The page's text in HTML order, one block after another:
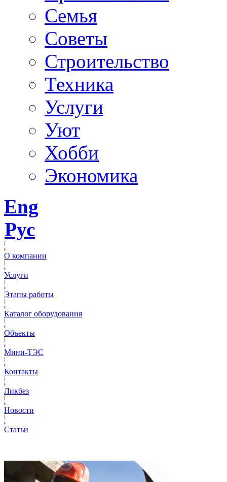
Семья
Советы
Строительство
Техника
Услуги
Уют
Хобби
Экономика
Eng
Рус
О компании
Услуги
Этапы работы
Каталог оборудования
Объекты
Mини-ТЭС
Контакты
Ликбез
Новости
Статьи